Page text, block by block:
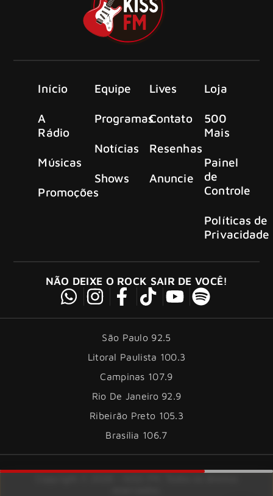
Início
A
Rádio
Músicas
Promoções
Equipe
Programas
Notícias
Shows
Lives
Contato
Resenhas
Anuncie
Loja
500
Mais
Painel
de
Controle
Políticas de
Privacidade
NÃO DEIXE O ROCK SAIR DE VOCÊ!
São Paulo 92.5
Litoral Paulista 100.3
Campinas 107.9
Rio De Janeiro 92.9
Ribeirão Preto 105.3
Brasília 106.7